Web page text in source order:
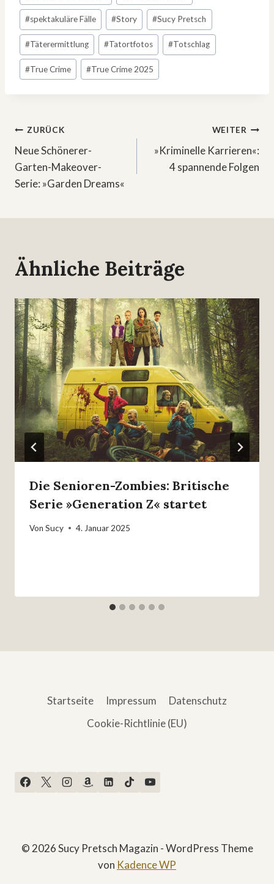
#spektakuläre Fälle #Story #Sucy Pretsch
#Täterermittlung #Tatortfotos #Totschlag
#True Crime #True Crime 2025
Beitragsnavigation
ZURÜCK
Neue Schönerer-
Garten-Makeover-
Serie: »Garden Dreams«
WEITER
»Kriminelle Karrieren«:
4 spannende Folgen
Ähnliche Beiträge
Die Senioren-Zombies: Britische
Serie »Generation Z« startet
Von Sucy 4. Januar 2025
Startseite Impressum
Datenschutz
Cookie-Richtlinie (EU)
© 2026 Sucy Pretsch Magazin - WordPress Theme
von Kadence WP